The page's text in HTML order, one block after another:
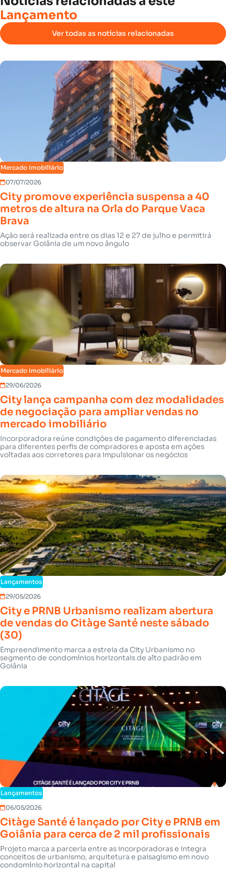
Lançamento
Ver todas as notícias relacionadas
Mercado Imobiliário
07/07/2026
City promove experiência suspensa a 40
metros de altura na Orla do Parque Vaca
Brava
Ação será realizada entre os dias 12 e 27 de julho e permitirá
observar Goiânia de um novo ângulo
Mercado Imobiliário
29/06/2026
City lança campanha com dez modalidades
de negociação para ampliar vendas no
mercado imobiliário
Incorporadora reúne condições de pagamento diferenciadas
para diferentes perfis de compradores e aposta em ações
voltadas aos corretores para impulsionar os negócios
Lançamentos
29/05/2026
City e PRNB Urbanismo realizam abertura
de vendas do Citàge Santé neste sábado
(30)
Empreendimento marca a estreia da City Urbanismo no
segmento de condomínios horizontais de alto padrão em
Goiânia
Lançamentos
06/05/2026
Citàge Santé é lançado por City e PRNB em
Goiânia para cerca de 2 mil profissionais
Projeto marca a parceria entre as incorporadoras e integra
conceitos de urbanismo, arquitetura e paisagismo em novo
condomínio horizontal na capital